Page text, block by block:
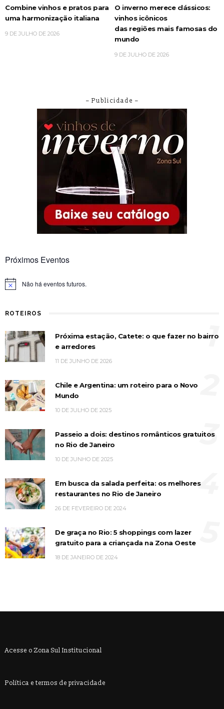
Combine vinhos e pratos para
uma harmonização italiana
9 DE JULHO DE 2026
O inverno merece clássicos:
vinhos icônicos
das regiões mais famosas do
mundo
9 DE JULHO DE 2026
– Publicidade –
Próximos Eventos
Notice Não há eventos futuros.
ROTEIROS
Próxima estação, Catete: o que fazer no bairro
e arredores
11 DE JUNHO DE 2026
1
Chile e Argentina: um roteiro para o Novo
Mundo
10 DE JULHO DE 2025
Passeio a dois: destinos românticos gratuitos
no Rio de Janeiro
10 DE JUNHO DE 2025
3
Em busca da salada perfeita: os melhores
restaurantes no Rio de Janeiro
26 DE FEVEREIRO DE 2024
4
De graça no Rio: 5 shoppings com lazer
gratuito para a criançada na Zona Oeste
18 DE JANEIRO DE 2024
Acesse o Zona Sul Institucional
Política e termos de privacidade